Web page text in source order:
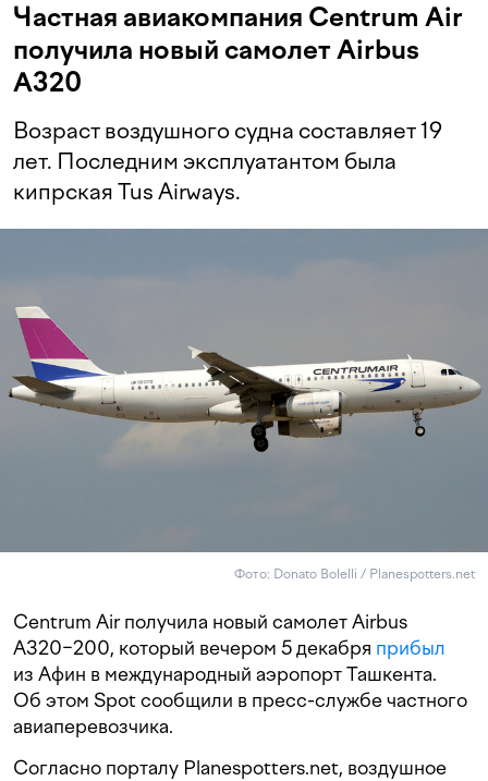
Частная авиакомпания Centrum Air
получила новый самолет Airbus
A320
Возраст воздушного судна составляет 19
лет. Последним эксплуатантом была
кипрская Tus Airways.
Фото: Donato Bolelli / Planespotters.net
Centrum Air получила новый самолет Airbus
A320−200, который вечером 5 декабря прибыл
из Афин в международный аэропорт Ташкента.
Об этом Spot сообщили в пресс-службе частного
авиаперевозчика.
Согласно порталу Planespotters.net, воздушное